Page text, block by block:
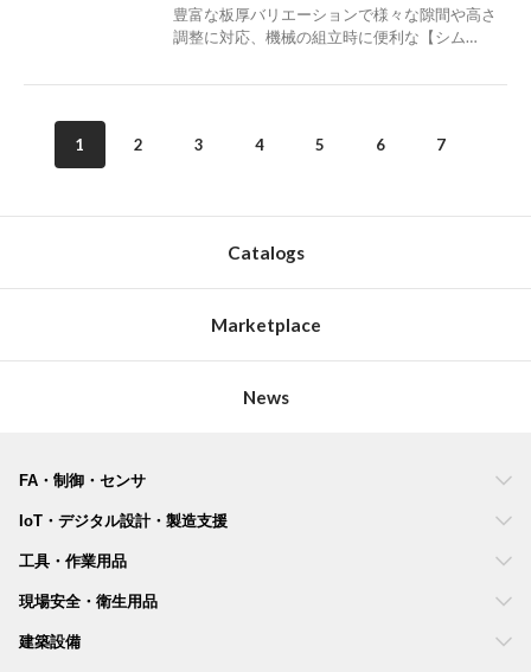
豊富な板厚バリエーションで様々な隙間や高さ
調整に対応、機械の組立時に便利な【シム…
1 2 3 4 5 6 7
Catalogs
Marketplace
News
FA・制御・センサ
IoT・デジタル設計・製造支援
工具・作業用品
現場安全・衛生用品
建築設備